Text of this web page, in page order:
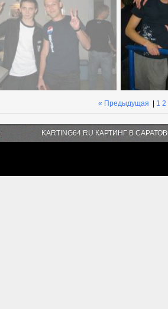
« Предыдущая 1 2
KARTING64.RU КАРТИНГ В